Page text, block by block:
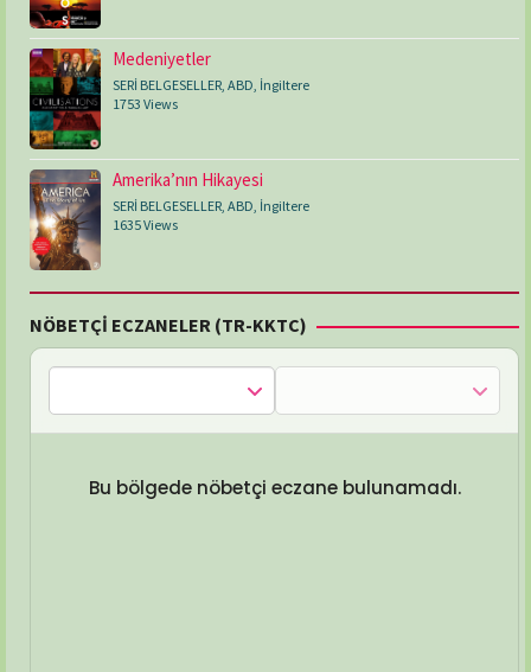
Medeniyetler
SERİ BELGESELLER ABD İngiltere
1753 Views
Amerika’nın Hikayesi
SERİ BELGESELLER, ABD, İngiltere
1635 Views
NÖBETÇİ ECZANELER (TR-KKTC)
Bu bölgede nöbetçi eczane bulunamadı.